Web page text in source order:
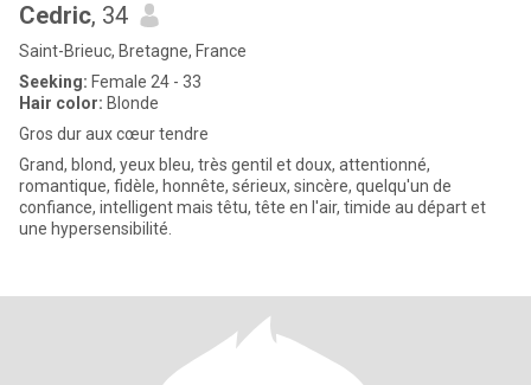
Cedric, 34
Saint-Brieuc, Bretagne, France
Seeking: Female 24 - 33
Hair color: Blonde
Gros dur aux cœur tendre
Grand, blond, yeux bleu, très gentil et doux, attentionné,
romantique, fidèle, honnête, sérieux, sincère, quelqu'un de
confiance, intelligent mais têtu, tête en l'air, timide au départ et
une hypersensibilité.